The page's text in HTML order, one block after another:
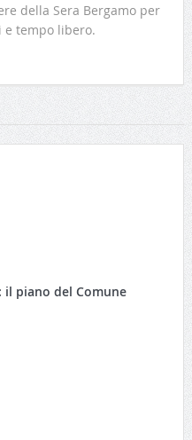
della Sera Bergamo per
e tempo libero.
il piano del Comune